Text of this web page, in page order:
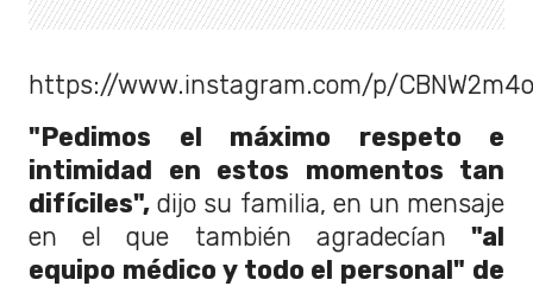
https://www.instagram.com/p/
"Pedimos el máximo respeto e
intimidad en estos momentos tan
difíciles", dijo su familia, en un mensaje
en el que también agradecían "al
equipo médico y todo el personal" de